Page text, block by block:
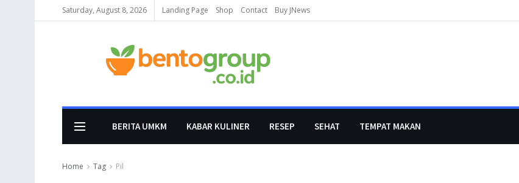
Saturday, August 8, 2026 Landing Page Shop Contact Buy JNews
BERITA UMKM KABAR KULINER RESEP SEHAT TEMPAT MAKAN
Home Tag Pil